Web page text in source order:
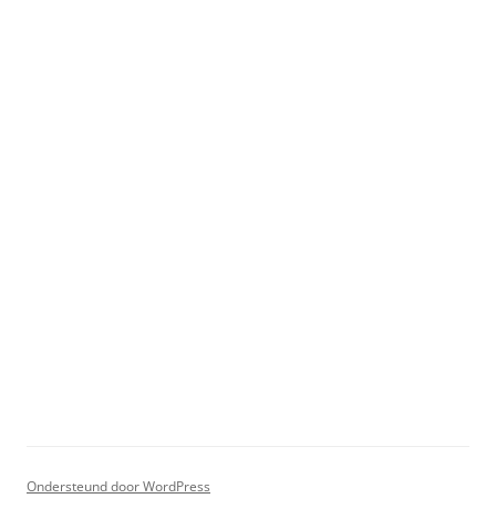
Ondersteund door WordPress